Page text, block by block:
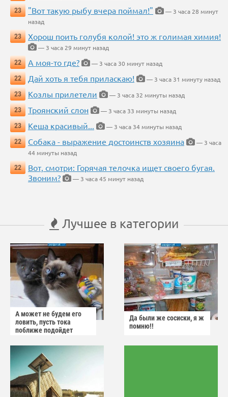
23
"Вот такую рыбу вчера поймал!"
— 3 часа 28 минут
назад
23
Хорош поить голубя колой! это ж голимая химия!
— 3 часа 29 минут назад
22
А моя-то где?
— 3 часа 30 минут назад
22
Дай хоть я тебя приласкаю!
— 3 часа 31 минуту назад
23
Козлы прилетели
— 3 часа 32 минуты назад
23
Троянский слон
— 3 часа 33 минуты назад
23
Кеша красивый...
— 3 часа 34 минуты назад
22
Собака - выражение достоинств хозяина
— 3 часа
44 минуты назад
22
Вот, смотри: Горячая телочка ищет своего бугая.
Звоним?
— 3 часа 45 минут назад
Лучшее в категории
А может не будем его
ловить, пусть тока
поближе подойдет
Да были же сосиски, я ж
помню!!